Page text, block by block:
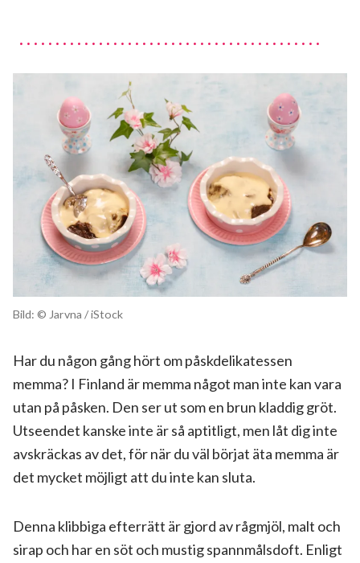
Bild: © Jarvna / iStock
Har du någon gång hört om påskdelikatessen
memma? I Finland är memma något man inte kan vara
utan på påsken. Den ser ut som en brun kladdig gröt.
Utseendet kanske inte är så aptitligt, men låt dig inte
avskräckas av det, för när du väl börjat äta memma är
det mycket möjligt att du inte kan sluta.
Denna klibbiga efterrätt är gjord av rågmjöl, malt och
sirap och har en söt och mustig spannmålsdoft. Enligt